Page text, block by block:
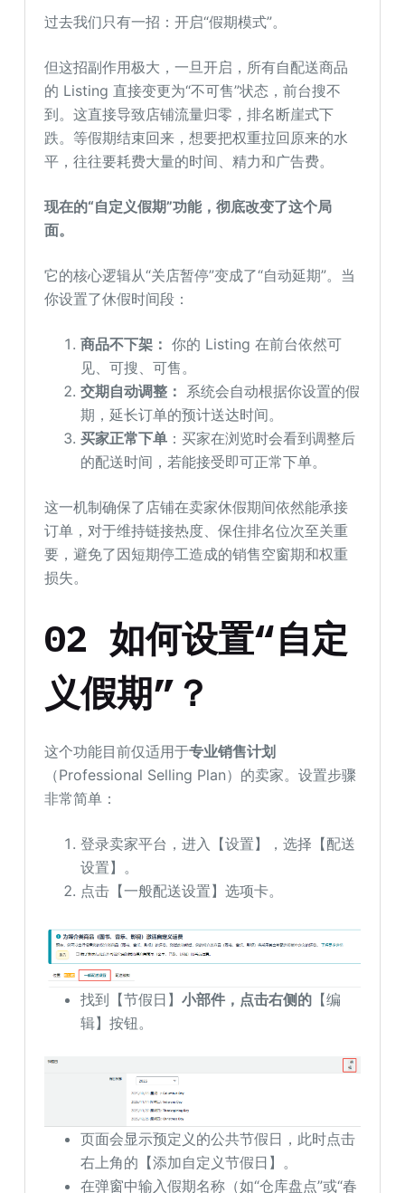
过去我们只有一招：开启“假期模式”。
但这招副作用极大，一旦开启，所有自配送商品
的 Listing 直接变更为“不可售”状态，前台搜不
到。这直接导致店铺流量归零，排名断崖式下
跌。等假期结束回来，想要把权重拉回原来的水
平，往往要耗费大量的时间、精力和广告费。
现在的“自定义假期”功能，彻底改变了这个局
面。
它的核心逻辑从“关店暂停”变成了“自动延期”。当
你设置了休假时间段：
商品不下架： 你的 Listing 在前台依然可
见、可搜、可售。
交期自动调整： 系统会自动根据你设置的假
期，延长订单的预计送达时间。
买家正常下单 ：买家在浏览时会看到调整后
的配送时间，若能接受即可正常下单。
这一机制确保了店铺在卖家休假期间依然能承接
订单，对于维持链接热度、保住排名位次至关重
要，避免了因短期停工造成的销售空窗期和权重
损失。
02 如何设置“自定
义假期”？
这个功能目前仅适用于专业销售计划
（Professional Selling Plan）的卖家。设置步骤
非常简单：
登录卖家平台，进入【设置】，选择【配送
设置】。
点击【一般配送设置】选项卡。
找到【节假日】小部件，点击右侧的 【编
辑】按钮。
页面会显示预定义的公共节假日，此时点击
右上角的【添加自定义节假日】。
在弹窗中输入假期名称（如“仓库盘点”或“春